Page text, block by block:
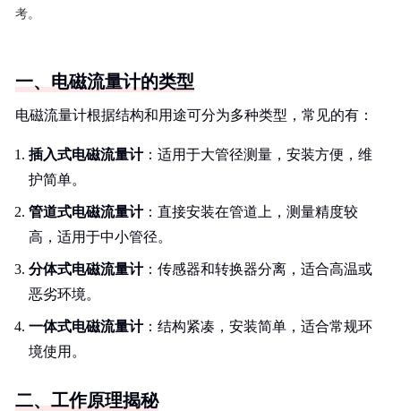
考。
一、电磁流量计的类型
电磁流量计根据结构和用途可分为多种类型，常见的有：
插入式电磁流量计：适用于大管径测量，安装方便，维
护简单。
管道式电磁流量计：直接安装在管道上，测量精度较
高，适用于中小管径。
分体式电磁流量计：传感器和转换器分离，适合高温或
恶劣环境。
一体式电磁流量计：结构紧凑，安装简单，适合常规环
境使用。
二、工作原理揭秘